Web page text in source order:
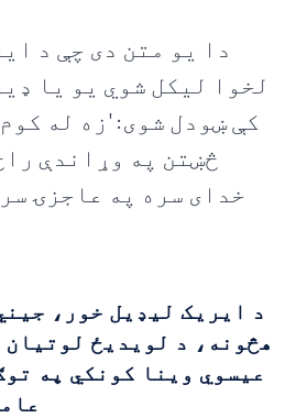
دا یو متن دی چې د
لخوا لیکل شوي یو یا
کې ښودل شوی: 'زه له
څښتن په وړاندې
خدای سره په عاجزۍ
د ایریک لیډیل خور،
هڅونه، د لویدیځ
عیسوي وینا کونکي په